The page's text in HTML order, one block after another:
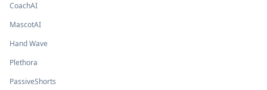
CoachAI
MascotAI
Hand Wave
Plethora
PassiveShorts